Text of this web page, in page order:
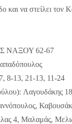
και να στείλει τον
ΝΑΞΟΥ 62-67
13, 21-13, 11-24
Λαγουδάκης
4, Μαλαμάς,